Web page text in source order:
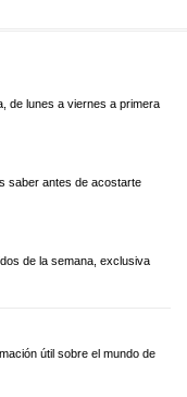
de lunes a viernes a primera
saber antes de acostarte
de la semana, exclusiva
útil sobre el mundo de